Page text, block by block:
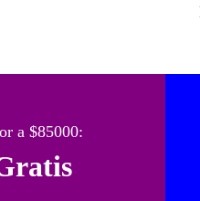
a $85000: